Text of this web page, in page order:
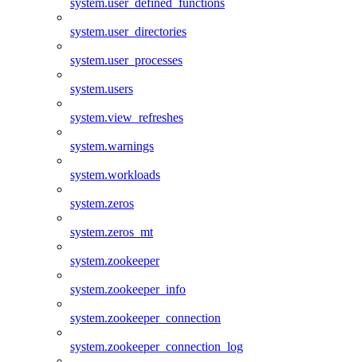
system.user_directories
system.user_processes
system.users
system.view_refreshes
system.warnings
system.workloads
system.zeros
system.zeros_mt
system.zookeeper
system.zookeeper_info
system.zookeeper_connection
system.zookeeper_connection_log